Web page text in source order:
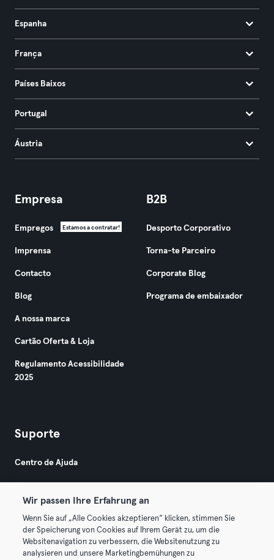
Espanha
França
Países Baixos
Portugal
Áustria
Empresa
Empregos Estamos a contratar!
Imprensa
Contacto
Blog
A nossa marca
Cartão Oferta & Loja
Regulamento Acessibilidade
2025
B2B
Desporto Corporativo
Torna-te Parceiro
Corporate Blog
Programa de embaixador
Suporte
Centro de Ajuda
© 2026 Urban Sports Group GmbH. All rights reserved.
Wir passen Ihre Erfahrung an
Wenn Sie auf „Alle Cookies akzeptieren“ klicken, stimmen Sie
der Speicherung von Cookies auf Ihrem Gerät zu, um die
Websitenavigation zu verbessern, die Websitenutzung zu
analysieren und unsere Marketingbemühungen zu